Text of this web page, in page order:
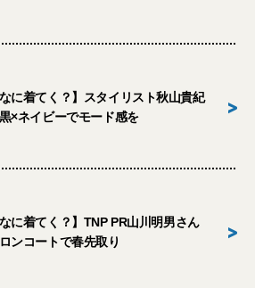
なに着てく？】スタイリスト秋山貴紀
×ネイビーでモード感を
>
なに着てく？】TNP PR山川明男さん
ンコートで春先取り
>